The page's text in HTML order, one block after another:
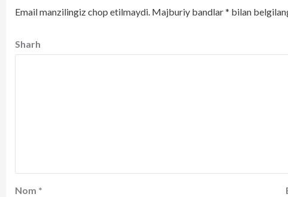
Email manzilingiz chop etilmaydi. Majburiy bandlar* bilan
Sharh
Nom *